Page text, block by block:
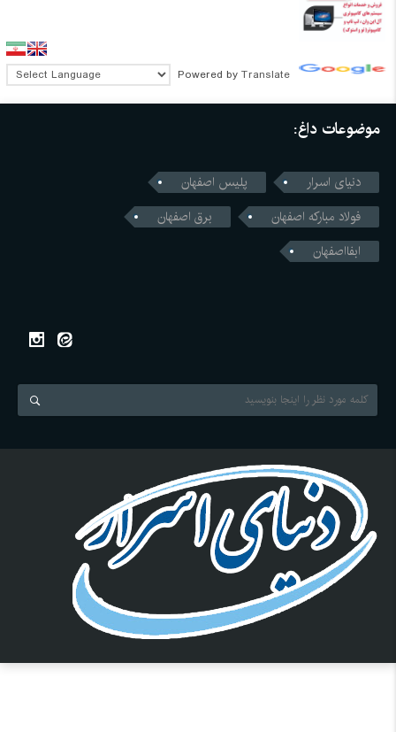
Powered by Translate
موضوعات داغ:
دنیای اسرار
پلیس اصفهان
فولاد مبارکه اصفهان
برق اصفهان
ابفااصفهان